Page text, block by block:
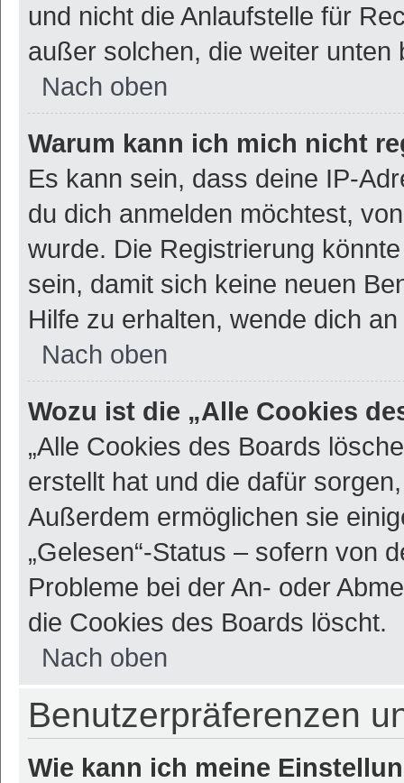
und nicht die Anlaufstelle für
außer solchen, die weiter unten
Nach oben
Warum kann ich mich nicht
Es kann sein, dass deine IP-
du dich anmelden möchtest,
wurde. Die Registrierung
sein, damit sich keine neuen
Hilfe zu erhalten, wende dich
Nach oben
Wozu ist die „Alle Cookies
„Alle Cookies des Boards
erstellt hat und die dafür
Außerdem ermöglichen sie
„Gelesen“-Status – sofern von
Probleme bei der An- oder
die Cookies des Boards löscht.
Nach oben
Benutzerpräferenzen
Wie kann ich meine